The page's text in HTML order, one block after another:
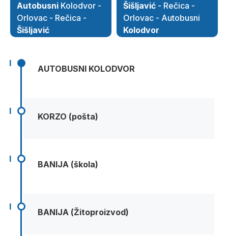
AutobusniKolodvor -
Orlovac - Rečica -
Šišljavić
Šišljavić- Rečica -
Orlovac - Autobusni
Kolodvor
I
AUTOBUSNI KOLODVOR
I
KORZO (pošta)
I
BANIJA (škola)
I
BANIJA (Žitoproizvod)